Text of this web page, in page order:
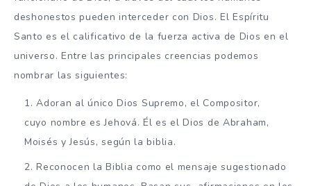
deshonestos pueden interceder con Dios. El Espíritu
Santo es el calificativo de la fuerza activa de Dios en el
universo. Entre las principales creencias podemos
nombrar las siguientes:
Adoran al único Dios Supremo, el Compositor,
cuyo nombre es Jehová. Él es el Dios de Abraham,
Moisés y Jesús, según la biblia.
Reconocen la Biblia como el mensaje sugestionado